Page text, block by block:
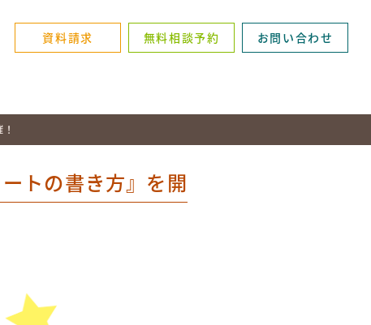
資料請求 無料相談予約 お問い合わせ
トの書き方』を開